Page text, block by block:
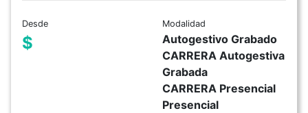
Desde
$
Modalidad
Autogestivo Grabado
CARRERA Autogestiva
Grabada
CARRERA Presencial
Presencial